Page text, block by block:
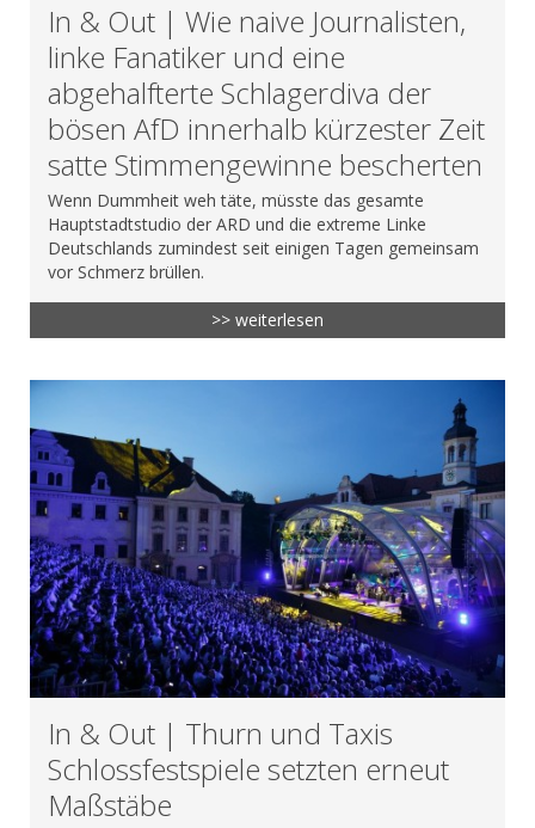
In & Out | Wie naive Journalisten,
linke Fanatiker und eine
abgehalfterte Schlagerdiva der
bösen AfD innerhalb kürzester Zeit
satte Stimmengewinne bescherten
Wenn Dummheit weh täte, müsste das gesamte
Hauptstadtstudio der ARD und die extreme Linke
Deutschlands zumindest seit einigen Tagen gemeinsam
vor Schmerz brüllen.
>> weiterlesen
In & Out | Thurn und Taxis
Schlossfestspiele setzten erneut
Maßstäbe